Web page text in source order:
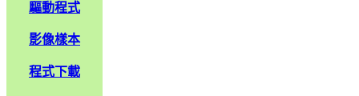
驅動程式
影像樣本
程式下載